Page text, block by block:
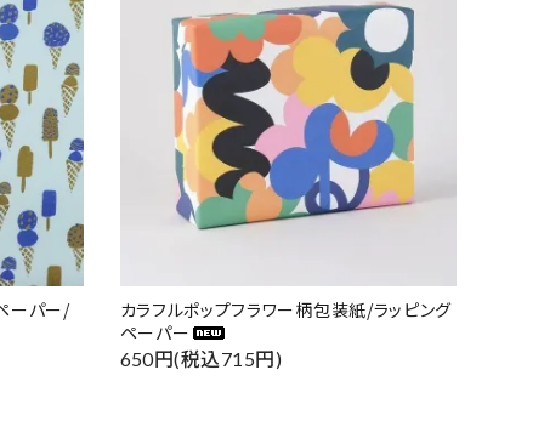
ーパー/
カラフルポップフラワー柄包装紙/ラッピング
ペーパー
650円(税込715円)